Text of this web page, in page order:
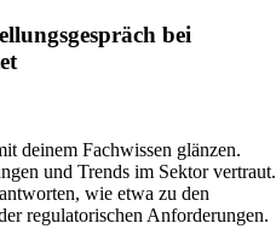
bei
deinem Fachwissen glänzen.
und Trends im Sektor vertraut.
wie etwa zu den
regulatorischen Anforderungen.